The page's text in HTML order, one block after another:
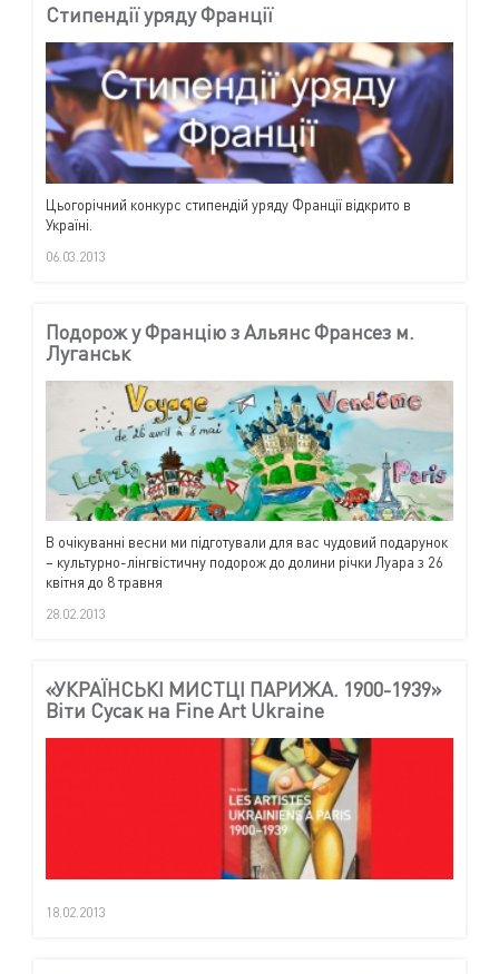
Стипендії уряду Франції
Цьогорічний конкурс стипендій уряду Франції відкрито в
Україні.
06.03.2013
Подорож у Францію з Альянс Франсез м.
Луганськ
В очікуванні весни ми підготували для вас чудовий подарунок
– культурно-лінгвістичну подорож до долини річки Луара з 26
квітня до 8 травня
28.02.2013
«УКРАЇНСЬКІ МИСТЦІ ПАРИЖА. 1900-1939»
Віти Сусак на Fine Art Ukraine
18.02.2013